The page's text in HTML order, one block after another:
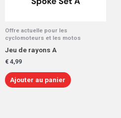
Offre actuelle pour les
cyclomoteurs et les motos
Jeu de rayons A
€ 4,99
Ajouter au panier